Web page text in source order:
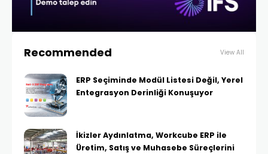
Recommended View All
ERP Seçiminde Modül Listesi Değil, Yerel
Entegrasyon Derinliği Konuşuyor
İkizler Aydınlatma, Workcube ERP ile
Üretim, Satış ve Muhasebe Süreçlerini